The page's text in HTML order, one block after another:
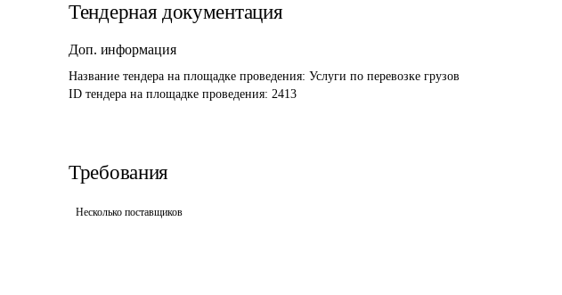
Тендерная документация
Доп. информация
Название тендера на площадке проведения: Услуги по перевозке грузов
ID тендера на площадке проведения: 2413
Требования
Несколько поставщиков